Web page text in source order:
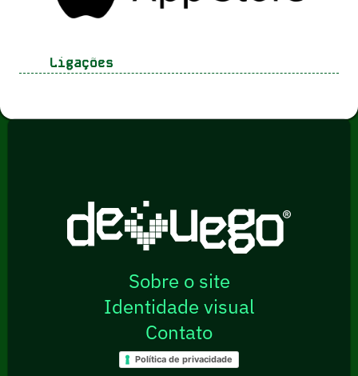
Ligações
Sobre o site
Identidade visual
Contato
Política de privacidade